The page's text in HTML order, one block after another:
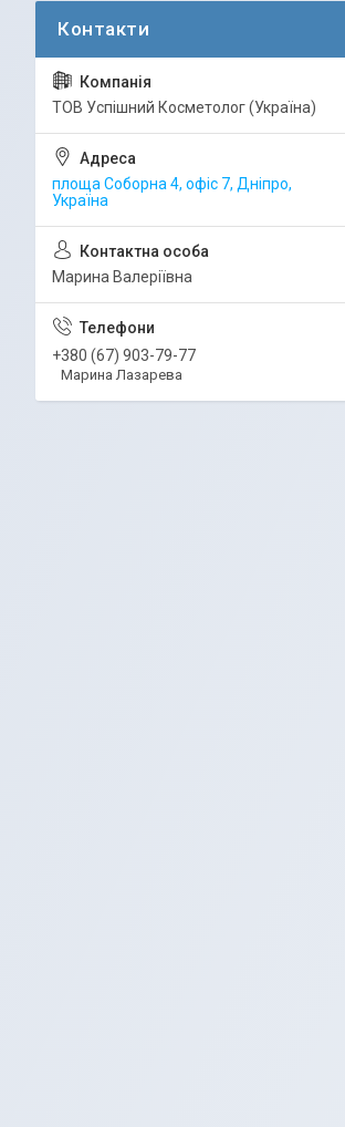
ТОВ Успішний Косметолог (Україна)
площа Соборна 4, офіс 7, Дніпро,
Україна
Марина Валеріївна
+380 (67) 903-79-77
Марина Лазарева